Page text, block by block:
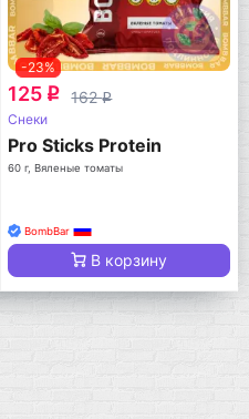
-23%
125 q 162q
Снеки
Pro Sticks Protein
60 г, Вяленые томаты
BombBar
В корзину